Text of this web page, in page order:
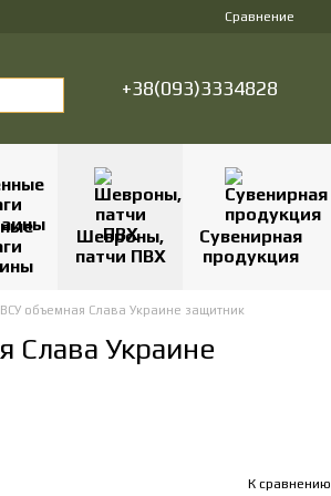
Сравнение
+38(093)3334828
Шевроны,
патчи ПВХ
Сувенирная
продукция
объемная Слава Украине защитник
Слава Украине
К сравнению